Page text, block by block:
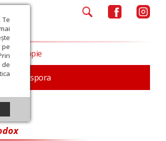
pe
Diaspora
Filantropie